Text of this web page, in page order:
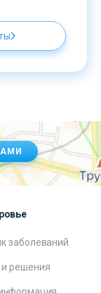
заболеваний
решения